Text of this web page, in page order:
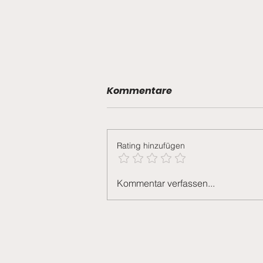
Grümpu 2026
Kommentare
Rating hinzufügen
Kommentar verfassen...